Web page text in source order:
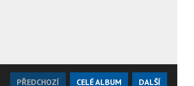
PŘEDCHOZÍ CELÉ ALBUM DALŠÍ